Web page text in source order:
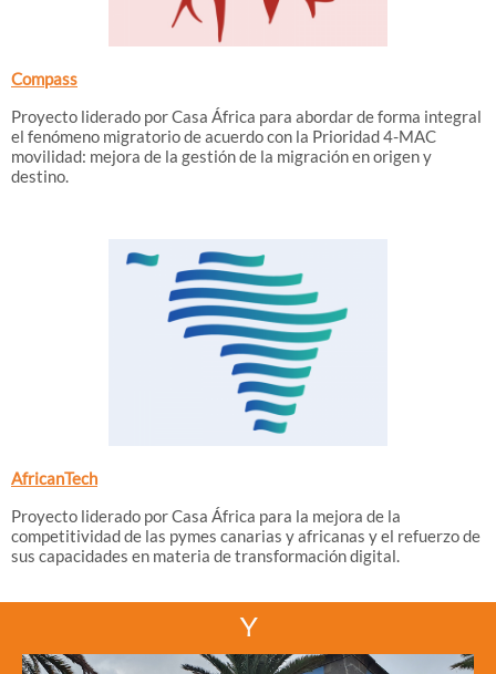
Compass
Proyecto liderado por Casa África para abordar de forma integral
el fenómeno migratorio de acuerdo con la Prioridad 4-MAC
movilidad: mejora de la gestión de la migración en origen y
destino.
AfricanTech
Proyecto liderado por Casa África para la mejora de la
competitividad de las pymes canarias y africanas y el refuerzo de
sus capacidades en materia de transformación digital.
Y